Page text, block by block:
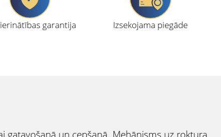
garantija Izsekojama piegāde